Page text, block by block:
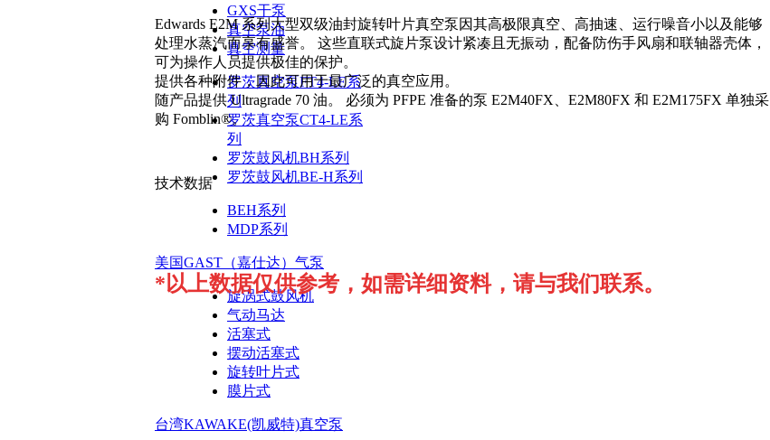
GXS干泵
真空泵油
真空测量
罗茨真空泵FT4-LE系
列
罗茨真空泵CT4-LE系
列
罗茨鼓风机BH系列
罗茨鼓风机BE-H系列
BEH系列
MDP系列
美国GAST（嘉仕达）气泵
旋涡式鼓风机
气动马达
活塞式
摆动活塞式
旋转叶片式
膜片式
台湾KAWAKE(凯威特)真空泵
Edwards E2M 系列大型双级油封旋转叶片真空泵因其高极限真空、高抽速、运行噪音小以及能够
处理水蒸汽而享有盛誉。 这些直联式旋片泵设计紧凑且无振动，配备防伤手风扇和联轴器壳体，
可为操作人员提供极佳的保护。
提供各种附件，因此可用于最广泛的真空应用。
随产品提供 Ultragrade 70 油。 必须为 PFPE 准备的泵 E2M40FX、E2M80FX 和 E2M175FX 单独采
购 Fomblin®。
技术数据
*以上数据仅供参考，如需详细资料，请与我们联系。